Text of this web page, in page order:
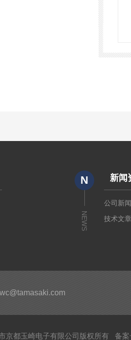
N
NEWS
新闻
公司新
技术文
京都玉崎电子有限公司版权所有 备案